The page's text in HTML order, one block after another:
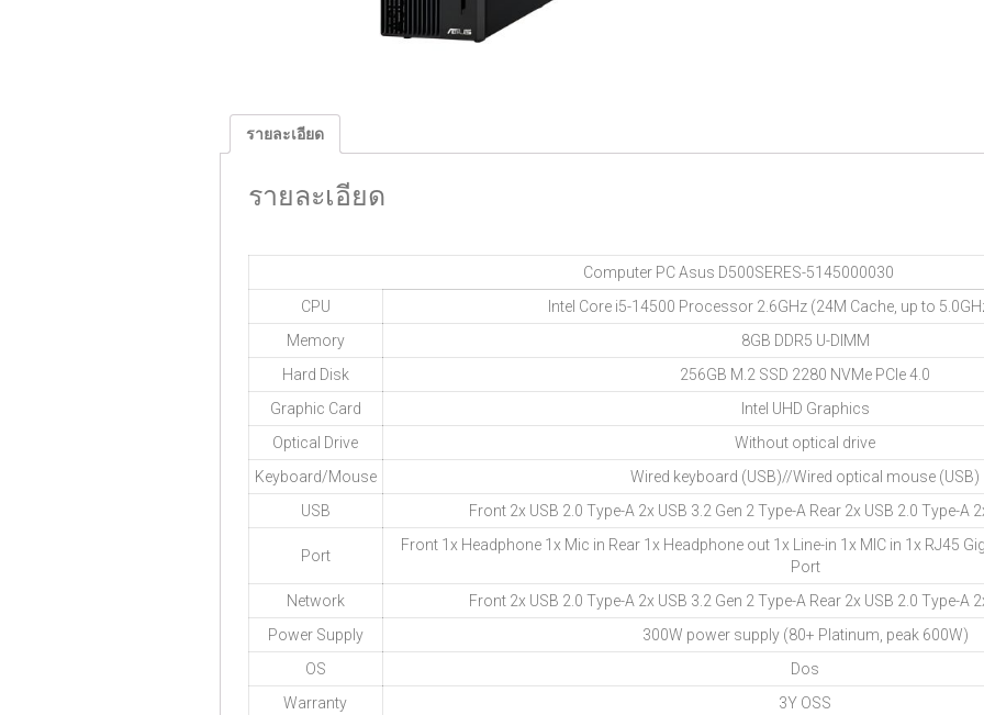
รายละเอียด
รายละเอียด
Computer PC Asus D500SERES-5145000030
CPU
Intel Core i5-14500 Processor 2.6GHz (24M Cache, up to
Memory
8GB DDR5 U-DIMM
Hard Disk
256GB M.2 SSD 2280 NVMe PCIe 4.0
Graphic Card
Intel UHD Graphics
Optical Drive
Without optical drive
Keyboard/Mouse
Wired keyboard (USB)//Wired optical mouse (USB)
USB
Front 2x USB 2.0 Type-A 2x USB 3.2 Gen 2 Type-A Rear 2x USB 2.0 Type-A
Port
Front 1x Headphone 1x Mic in Rear 1x Headphone out 1x Line-in 1x MIC in 1x RJ45
Port
Network
Front 2x USB 2.0 Type-A 2x USB 3.2 Gen 2 Type-A Rear 2x USB 2.0 Type-A
Power Supply
300W power supply (80+ Platinum, peak 600W)
OS
Dos
Warranty
3Y OSS